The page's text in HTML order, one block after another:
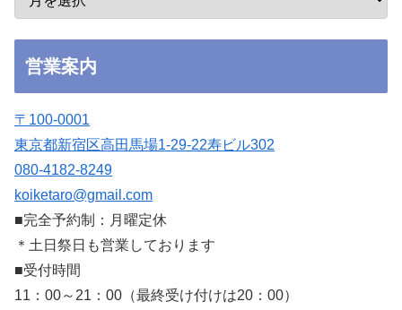
営業案内
〒100-0001
東京都新宿区高田馬場1-29-22寿ビル302
080-4182-8249
koiketaro@gmail.com
■完全予約制：月曜定休
＊土日祭日も営業しております
■受付時間
11：00～21：00（最終受け付けは20：00）